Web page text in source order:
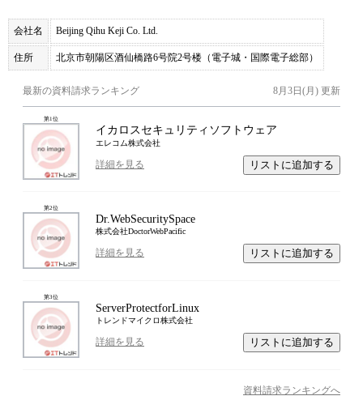
会社名 Beijing Qihu Keji Co. Ltd.
住所 北京市朝陽区酒仙橋路6号院2号楼（電子城・国際電子総部）
最新の資料請求ランキング 8月3日(月) 更新
第1位
イカロスセキュリティソフトウェア
エレコム株式会社
詳細を見る リストに追加する
第2位
Dr.WebSecuritySpace
株式会社DoctorWebPacific
詳細を見る リストに追加する
第3位
ServerProtectforLinux
トレンドマイクロ株式会社
詳細を見る リストに追加する
資料請求ランキングへ